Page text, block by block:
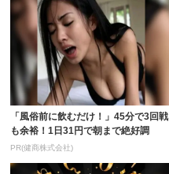
「風俗前に飲むだけ！」45分で3回戦
も余裕！1日31円で朝まで絶好調
PR(健商株式会社)